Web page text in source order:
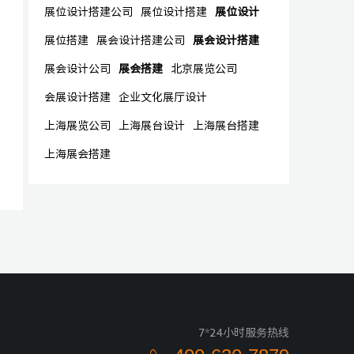
展位设计搭建公司 展位设计搭建 展位设计
展位搭建 展会设计搭建公司 展会设计搭建
展会设计公司 展会搭建 北京展览公司
会展设计搭建 企业文化展厅设计
上海展览公司 上海展台设计 上海展台搭建
上海展会搭建
7*24小时服务热线